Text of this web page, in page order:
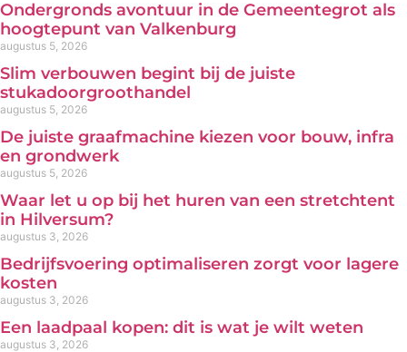
Ondergronds avontuur in de Gemeentegrot als
hoogtepunt van Valkenburg
augustus 5, 2026
Slim verbouwen begint bij de juiste
stukadoorgroothandel
augustus 5, 2026
De juiste graafmachine kiezen voor bouw, infra
en grondwerk
augustus 5, 2026
Waar let u op bij het huren van een stretchtent
in Hilversum?
augustus 3, 2026
Bedrijfsvoering optimaliseren zorgt voor lagere
kosten
augustus 3, 2026
Een laadpaal kopen: dit is wat je wilt weten
augustus 3, 2026